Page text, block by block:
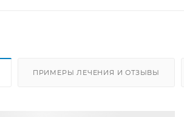
ПРИМЕРЫ ЛЕЧЕНИЯ И ОТЗЫВЫ